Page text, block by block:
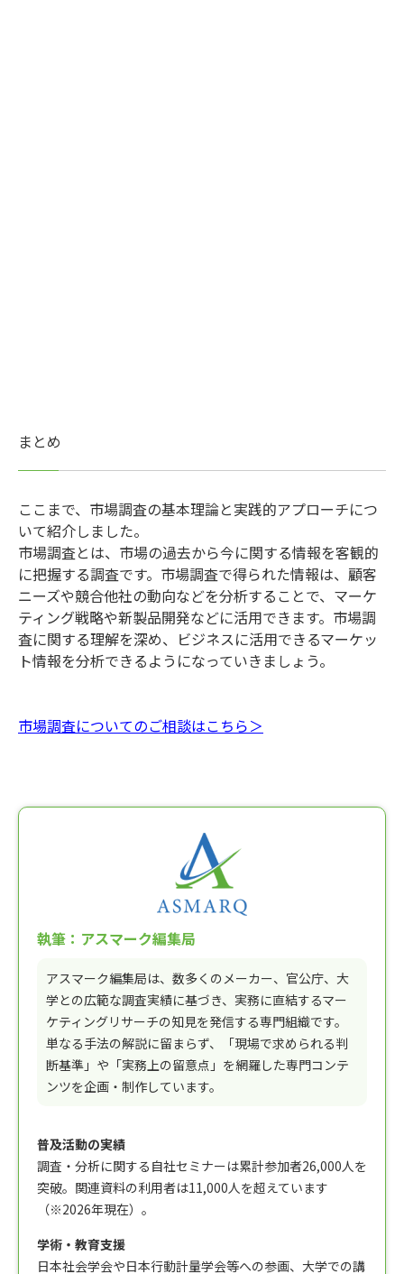
まとめ
ここまで、市場調査の基本理論と実践的アプローチにつ
いて紹介しました。
市場調査とは、市場の過去から今に関する情報を客観的
に把握する調査です。市場調査で得られた情報は、顧客
ニーズや競合他社の動向などを分析することで、マーケ
ティング戦略や新製品開発などに活用できます。市場調
査に関する理解を深め、ビジネスに活用できるマーケッ
ト情報を分析できるようになっていきましょう。
市場調査についてのご相談はこちら＞
執筆：アスマーク編集局
アスマーク編集局は、数多くのメーカー、官公庁、大
学との広範な調査実績に基づき、実務に直結するマー
ケティングリサーチの知見を発信する専門組織です。
単なる手法の解説に留まらず、「現場で求められる判
断基準」や「実務上の留意点」を網羅した専門コンテ
ンツを企画・制作しています。
普及活動の実績
調査・分析に関する自社セミナーは累計参加者26,000人を
突破。関連資料の利用者は11,000人を超えています
（※2026年現在）。
学術・教育支援
日本社会学会や日本行動計量学会等への参画、大学での講